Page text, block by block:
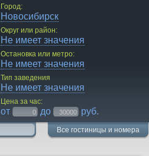
Город:
Новосибирск
Округ или район:
Не имеет значения
Остановка или метро:
Не имеет значения
Тип заведения
Не имеет значения
Цена за час:
от до руб.
Все гостиницы и номера